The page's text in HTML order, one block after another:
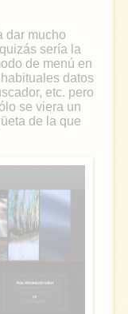
dar mucho
sería la
de menú en
datos
etc. pero
se viera un
de la que